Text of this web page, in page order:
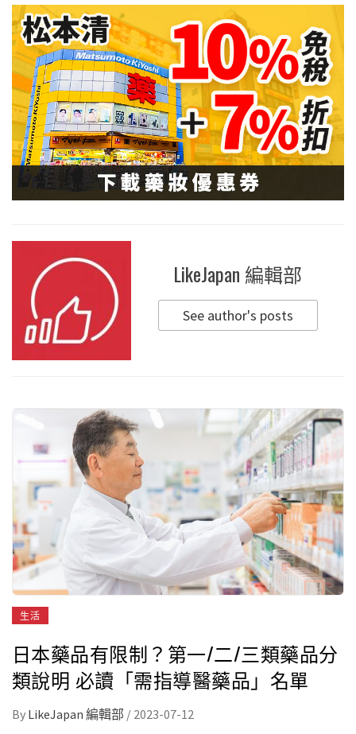
LikeJapan 編輯部
See author's posts
生活
日本藥品有限制？第一/二/三類藥品分
類說明 必讀「需指導醫藥品」名單
By LikeJapan 編輯部 / 2023-07-12